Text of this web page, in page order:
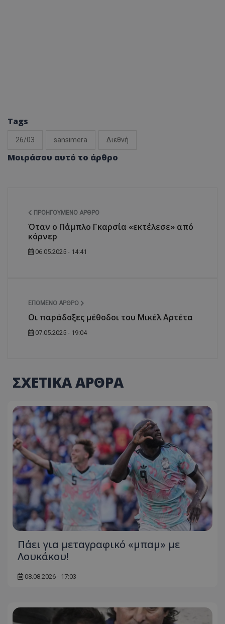
Tags
26/03 sansimera Διεθνή
Μοιράσου αυτό το άρθρο
ΠΡΟΗΓΟΎΜΕΝΟ ΆΡΘΡΟ
Όταν ο Πάμπλο Γκαρσία «εκτέλεσε» από
κόρνερ
06.05.2025 - 14:41
ΕΠΌΜΕΝΟ ΆΡΘΡΟ
Οι παράδοξες μέθοδοι του Μικέλ Αρτέτα
07.05.2025 - 19:04
ΣΧΕΤΙΚΑ ΑΡΘΡΑ
Πάει για μεταγραφικό «μπαμ» με
Λουκάκου!
08.08.2026 - 17:03